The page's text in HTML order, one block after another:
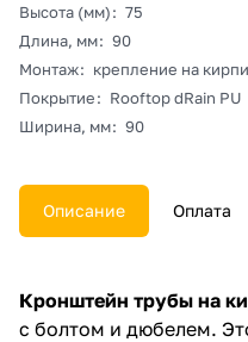
Высота (мм): 75
Длина, мм: 90
Монтаж: крепление на
Покрытие: Rooftop dRain PU
Ширина, мм: 90
Описание Оплата
Кронштейн трубы на
с болтом и дюбелем.